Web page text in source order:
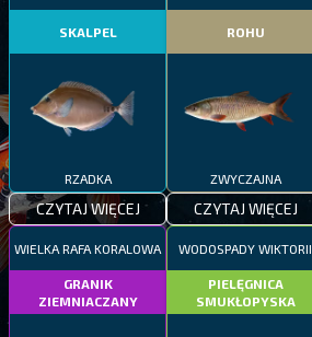
SKALPEL
RZADKA
CZYTAJ WIĘCEJ
ROHU
ZWYCZAJNA
CZYTAJ WIĘCEJ
WIELKA RAFA KORALOWA
GRANIK
ZIEMNIACZANY
WODOSPADY WIKTORII
PIELĘGNICA
SMUKŁOPYSKA